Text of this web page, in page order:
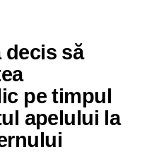
decis să
pe timpul
apelului la